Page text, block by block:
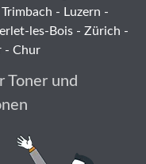
Trimbach - Luzern -
les-Bois - Zürich -
- Chur
Toner und